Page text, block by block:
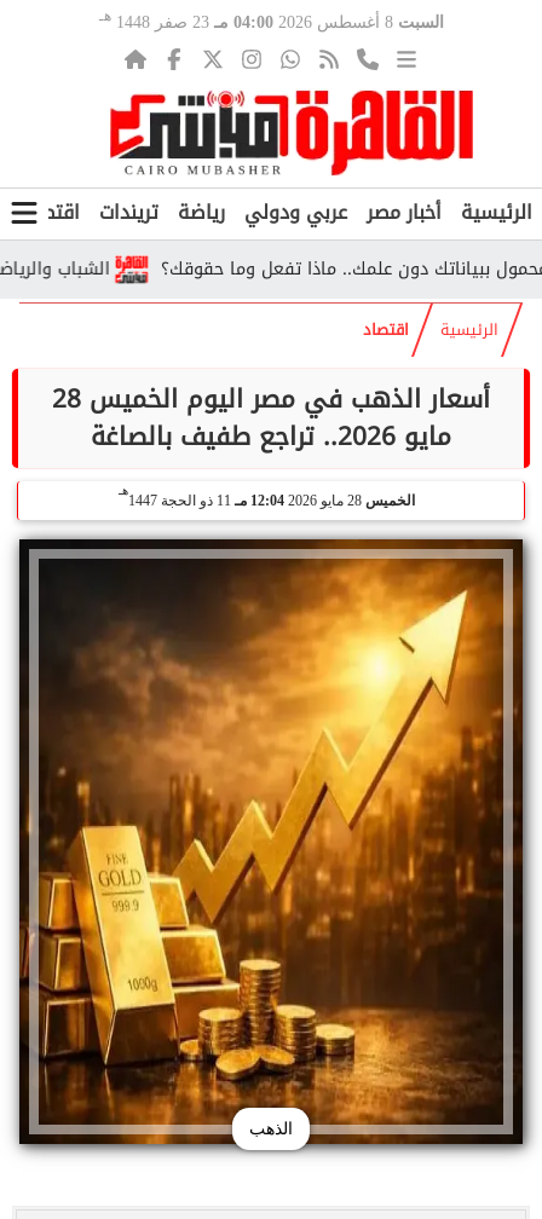
السبت 8 أغسطس 2026 04:00 مـ 23 صفر 1448 هـ
الرئيسية أخبار مصر عربي ودولي رياضة تريندات اقتصاد
الشباب والرياضة دون علمك.. ماذا تفعل وما حقوقك؟
الرئيسية اقتصاد
أسعار الذهب في مصر اليوم الخميس 28
مايو 2026.. تراجع طفيف بالصاغة
الخميس 28 مايو 2026 12:04 مـ 11 ذو الحجة 1447
هـ
الذهب